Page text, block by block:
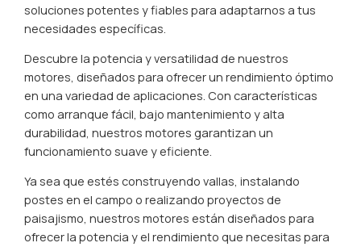
soluciones potentes y fiables para adaptarnos a tus
necesidades específicas.
Descubre la potencia y versatilidad de nuestros
motores, diseñados para ofrecer un rendimiento óptimo
en una variedad de aplicaciones. Con características
como arranque fácil, bajo mantenimiento y alta
durabilidad, nuestros motores garantizan un
funcionamiento suave y eficiente.
Ya sea que estés construyendo vallas, instalando
postes en el campo o realizando proyectos de
paisajismo, nuestros motores están diseñados para
ofrecer la potencia y el rendimiento que necesitas para